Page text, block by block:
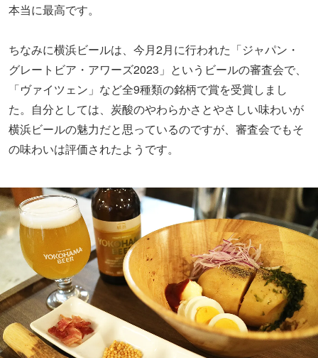
本当に最高です。
ちなみに横浜ビールは、今月2月に行われた「ジャパン・
グレートビア・アワーズ2023」というビールの審査会で、
「ヴァイツェン」など全9種類の銘柄で賞を受賞しまし
た。自分としては、炭酸のやわらかさとやさしい味わいが
横浜ビールの魅力だと思っているのですが、審査会でもそ
の味わいは評価されたようです。